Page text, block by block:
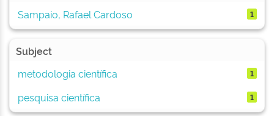
Sampaio, Rafael Cardoso
1
Subject
metodologia científica
1
pesquisa científica 1